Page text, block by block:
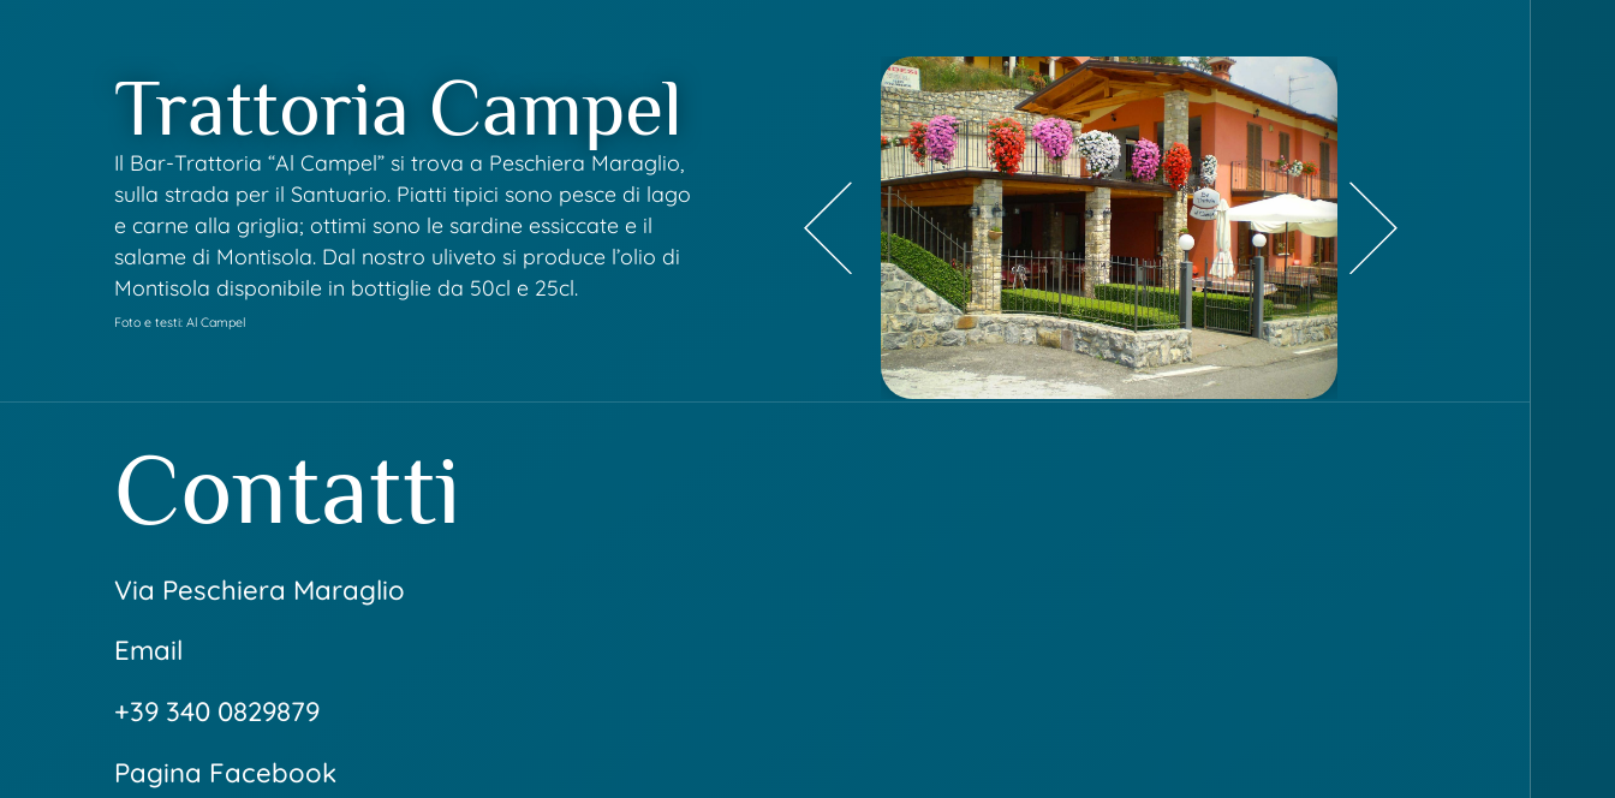
Trattoria Campel
Il Bar-Trattoria “Al Campel” si trova a Peschiera Maraglio,
sulla strada per il Santuario. Piatti tipici sono pesce di lago
e carne alla griglia; ottimi sono le sardine essiccate e il
salame di Montisola. Dal nostro uliveto si produce l’olio di
Montisola disponibile in bottiglie da 50cl e 25cl.
Foto e testi: Al Campel
Contatti
Via Peschiera Maraglio
Email
+39 340 0829879
Pagina Facebook